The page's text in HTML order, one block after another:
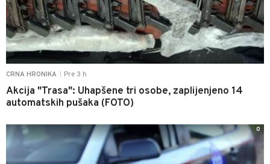
CRNA HRONIKA Pre 3 h
Akcija "Trasa": Uhapšene tri osobe, zaplijenjeno 14
automatskih pušaka (FOTO)
0